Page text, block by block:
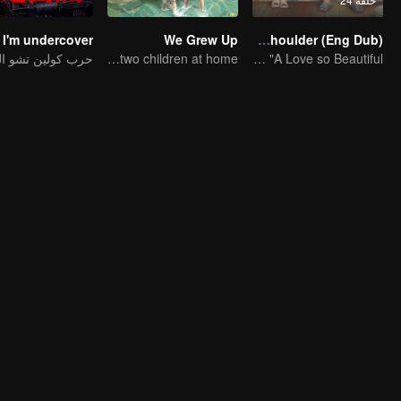
Put Your Head On My Shoulder (Eng Dub)
It was adapted from the same series of novels as "A Love so Beautiful"
We Grew Up
How do you feel about having two children at home?
I'm undercover
حرب كولين تشو